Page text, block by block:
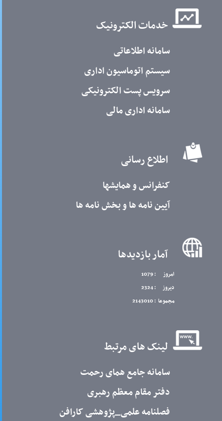
خدمات الکترونیک
سامانه اطلاعاتی
سیستم اتوماسیون اداری
سرویس پست الکترونیکی
سامانه اداری مالی
اطلاع رسانی
کنفرانس و همایشها
آیین نامه ها و بخش نامه ها
آمار بازدیدها
امروز
: 1079
دیروز
: 2324
مجموعا : 2143010
لینک های مرتبط
سامانه جامع همای رحمت
دفتر مقام معظم رهبری
فصلنامه علمی_پژوهشی کارافن